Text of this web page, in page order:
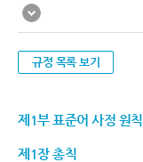
규정 목록 보기
제1부 표준어 사정 원칙
제1장 총칙